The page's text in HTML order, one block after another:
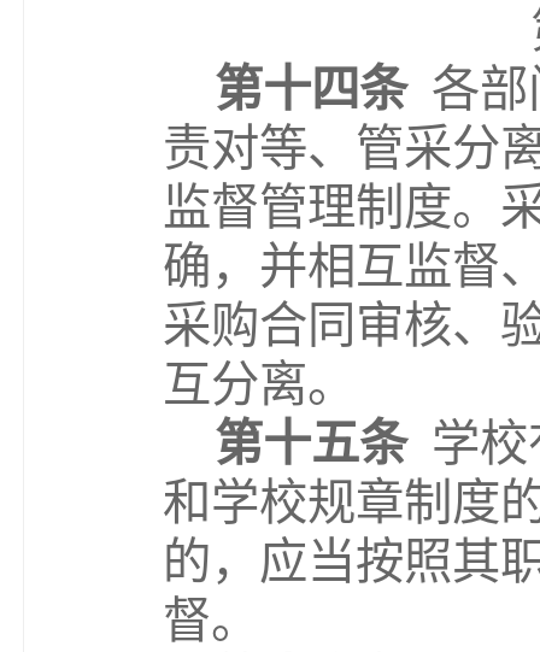
第十四条 各
责对等、管采分
监督管理制度。
确，并相互监督
采购合同审核、
互分离。
第十五条 学
和学校规章制度
的，应当按照其
督。